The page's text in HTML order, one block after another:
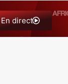
En direct